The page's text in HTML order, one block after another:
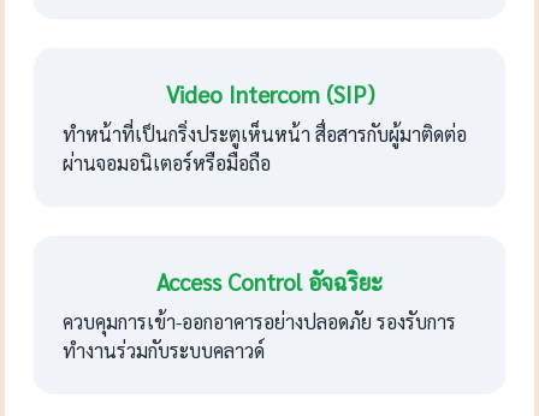
Video Intercom (SIP)
ทำหน้าที่เป็นกริ่งประตูเห็นหน้า สื่อสารกับผู้มาติดต่อ
ผ่านจอมอนิเตอร์หรือมือถือ
Access Control อัจฉริยะ
ควบคุมการเข้า-ออกอาคารอย่างปลอดภัย รองรับการ
ทำงานร่วมกับระบบคลาวด์